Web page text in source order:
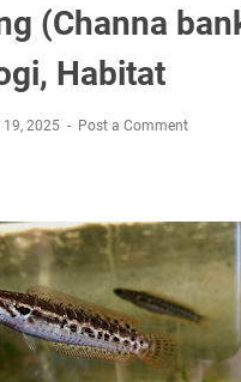
(Channa
Habitat
19, 2025 Post a Comment